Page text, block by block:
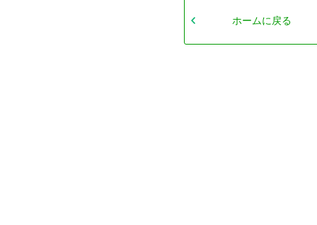
ホームに戻る